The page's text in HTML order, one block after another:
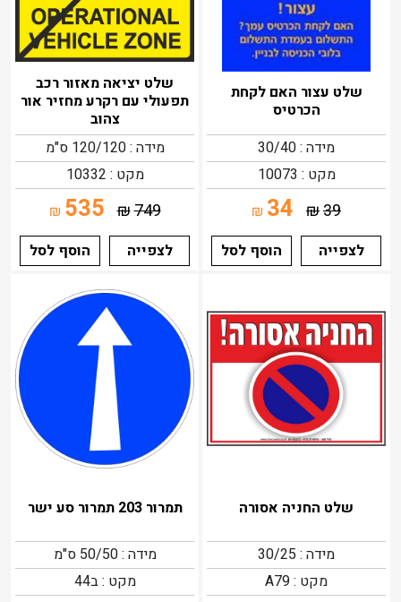
שלט עצור האם לקחת
הכרטיס
מידה : 30/40
מקט : 10073
39
₪
34
₪
לצפייה
הוסף לסל
שלט יציאה מאזור רכב
תפעולי עם רקרע מחזיר אור
צהוב
מידה : 120/120 ס"מ
מקט : 10332
749
₪
535
₪
לצפייה
הוסף לסל
שלט החניה אסורה
מידה : 30/25
מקט : A79
תמרור 203 תמרור סע ישר
מידה : 50/50 ס"מ
מקט : ב44